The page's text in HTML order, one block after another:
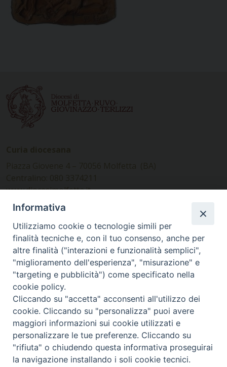
www.diocesimolfetta.it –
diocesimolfetta@pec.chiesacattolica.it
Ufficio Comunicazioni sociali
Piazza Giovene 4 – 70056 Molfetta (BA)
comunicazionisociali@diocesimolfetta.it
SEGUICI SU
Facebook
Instagram
X YouTube
Feed
Privacy Policy - trasparenza
Informativa
Utilizziamo cookie o tecnologie simili per
finalità tecniche e, con il tuo consenso, anche per
altre finalità ("interazioni e funzionalità semplici",
"miglioramento dell'esperienza", "misurazione" e
"targeting e pubblicità") come specificato nella
cookie policy.
Cliccando su "accetta" acconsenti all'utilizzo dei
cookie. Cliccando su "personalizza" puoi avere
maggiori informazioni sui cookie utilizzati e
personalizzare le tue preferenze. Cliccando su
"rifiuta" o chiudendo questa informativa proseguirai
la navigazione installando i soli cookie tecnici.